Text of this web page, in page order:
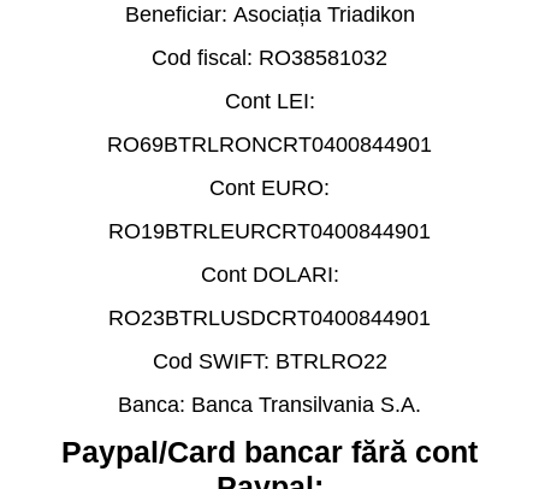
Beneficiar: Asociația Triadikon
Cod fiscal: RO38581032
Cont LEI:
RO69BTRLRONCRT0400844901
Cont EURO:
RO19BTRLEURCRT0400844901
Cont DOLARI:
RO23BTRLUSDCRT0400844901
Cod SWIFT: BTRLRO22
Banca: Banca Transilvania S.A.
Paypal/Card bancar fără cont